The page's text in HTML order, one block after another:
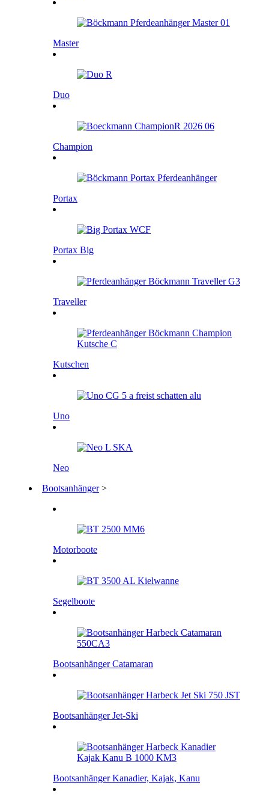
Master
Duo
Champion
Portax
Portax Big
Traveller
Kutschen
Uno
Neo
Bootsanhänger >
Motorboote
Segelboote
Bootsanhänger Catamaran
Bootsanhänger Jet-Ski
Bootsanhänger Kanadier, Kajak, Kanu